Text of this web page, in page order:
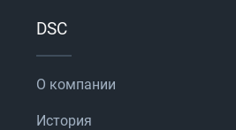
DSC
О компании
История